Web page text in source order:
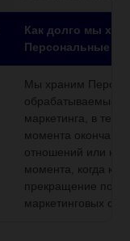
Как долго мы
Персональные
Мы храним
обрабатываемые в
маркетинга, в
момента
отношений или
момента, когда
прекращение
маркетинговых